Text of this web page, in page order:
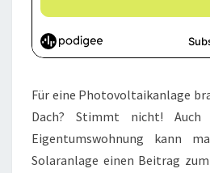
Für eine Photovoltaikanlage
Dach? Stimmt nicht!
Eigentumswohnung kann
Solaranlage einen Beitrag